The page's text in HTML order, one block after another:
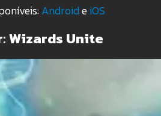
AndroideiOS
Wizards Unite